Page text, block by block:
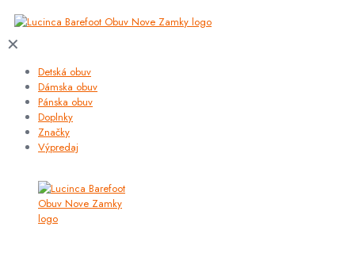
✕
Detská obuv
Dámska obuv
Pánska obuv
Doplnky
Značky
Výpredaj